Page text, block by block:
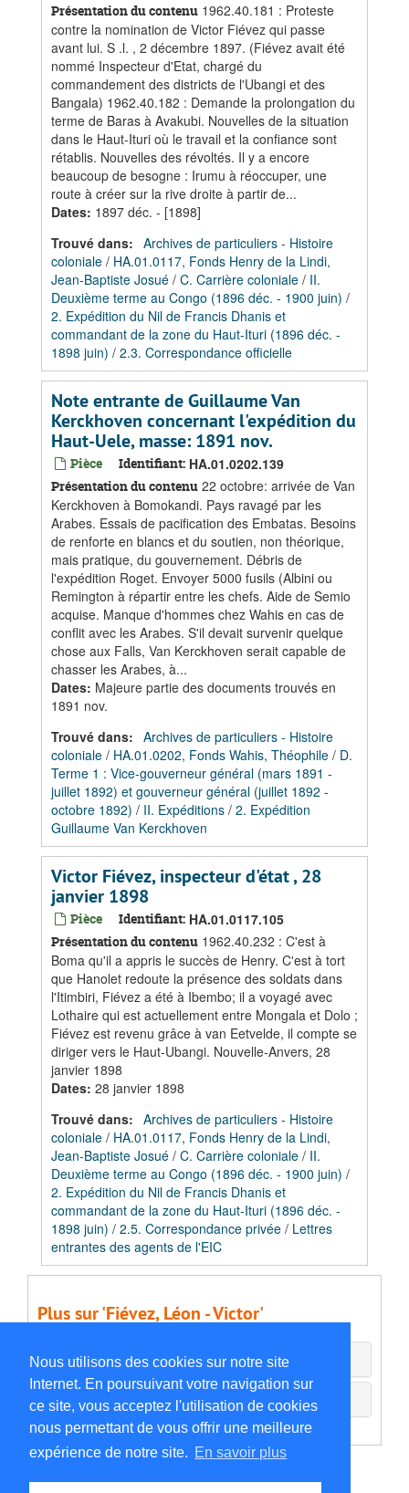
Nous utilisons des cookies sur notre site
Internet. En poursuivant votre navigation sur
ce site, vous acceptez l'utilisation de cookies
nous permettant de vous offrir une meilleure
expérience de notre site. En savoir plus
Présentation du contenu 1962.40.181 : Proteste
contre la nomination de Victor Fiévez qui passe
avant lui. S .l. , 2 décembre 1897. (Fiévez avait été
nommé Inspecteur d'Etat, chargé du
commandement des districts de l'Ubangi et des
Bangala) 1962.40.182 : Demande la prolongation du
terme de Baras à Avakubi. Nouvelles de la situation
dans le Haut-Ituri où le travail et la confiance sont
rétablis. Nouvelles des révoltés. Il y a encore
beaucoup de besogne : Irumu à réoccuper, une
route à créer sur la rive droite à partir de...
Dates: 1897 déc. - [1898]
Trouvé dans: Archives de particuliers - Histoire
coloniale / HA.01.0117, Fonds Henry de la Lindi,
Jean-Baptiste Josué / C. Carrière coloniale / II.
Deuxième terme au Congo (1896 déc. - 1900 juin) /
2. Expédition du Nil de Francis Dhanis et
commandant de la zone du Haut-Ituri (1896 déc. -
1898 juin) / 2.3. Correspondance officielle
Note entrante de Guillaume Van
Kerckhoven concernant l'expédition du
Haut-Uele, masse: 1891 nov.
Pièce Identifiant: HA.01.0202.139
Présentation du contenu 22 octobre: arrivée de Van
Kerckhoven à Bomokandi. Pays ravagé par les
Arabes. Essais de pacification des Embatas. Besoins
de renforte en blancs et du soutien, non théorique,
mais pratique, du gouvernement. Débris de
l'expédition Roget. Envoyer 5000 fusils (Albini ou
Remington à répartir entre les chefs. Aide de Semio
acquise. Manque d'hommes chez Wahis en cas de
conflit avec les Arabes. S'il devait survenir quelque
chose aux Falls, Van Kerckhoven serait capable de
chasser les Arabes, à...
Dates: Majeure partie des documents trouvés en
1891 nov.
Trouvé dans: Archives de particuliers - Histoire
coloniale / HA.01.0202, Fonds Wahis, Théophile / D.
Terme 1 : Vice-gouverneur général (mars 1891 -
juillet 1892) et gouverneur général (juillet 1892 -
octobre 1892) / II. Expéditions / 2. Expédition
Guillaume Van Kerckhoven
Victor Fiévez, inspecteur d'état , 28
janvier 1898
Pièce Identifiant: HA.01.0117.105
Présentation du contenu 1962.40.232 : C'est à
Boma qu'il a appris le succès de Henry. C'est à tort
que Hanolet redoute la présence des soldats dans
l'Itimbiri, Fiévez a été à Ibembo; il a voyagé avec
Lothaire qui est actuellement entre Mongala et Dolo ;
Fiévez est revenu grâce à van Eetvelde, il compte se
diriger vers le Haut-Ubangi. Nouvelle-Anvers, 28
janvier 1898
Dates: 28 janvier 1898
Trouvé dans: Archives de particuliers - Histoire
coloniale / HA.01.0117, Fonds Henry de la Lindi,
Jean-Baptiste Josué / C. Carrière coloniale / II.
Deuxième terme au Congo (1896 déc. - 1900 juin) /
2. Expédition du Nil de Francis Dhanis et
commandant de la zone du Haut-Ituri (1896 déc. -
1898 juin) / 2.5. Correspondance privée / Lettres
entrantes des agents de l'EIC
Plus sur 'Fiévez, Léon - Victor'
Agents associés
Documents externes